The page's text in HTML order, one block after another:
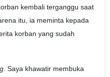
kembali terganggu saat
itu, ia meminta kepada
korban yang sudah
. Saya khawatir membuka